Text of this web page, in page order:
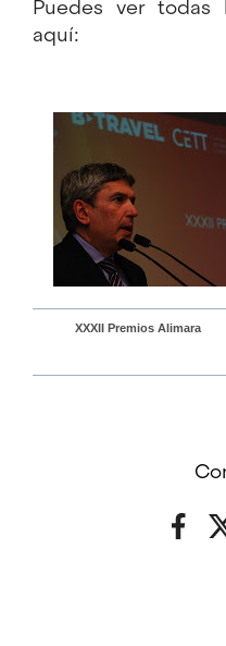
Puedes ver
aquí:
XXXII Premios Alimara